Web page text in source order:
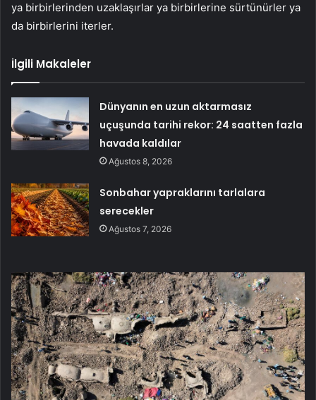
ya birbirlerinden uzaklaşırlar ya birbirlerine sürtünürler ya
da birbirlerini iterler.
İlgili Makaleler
Dünyanın en uzun aktarmasız
uçuşunda tarihi rekor: 24 saatten fazla
havada kaldılar
Ağustos 8, 2026
Sonbahar yapraklarını tarlalara
serecekler
Ağustos 7, 2026